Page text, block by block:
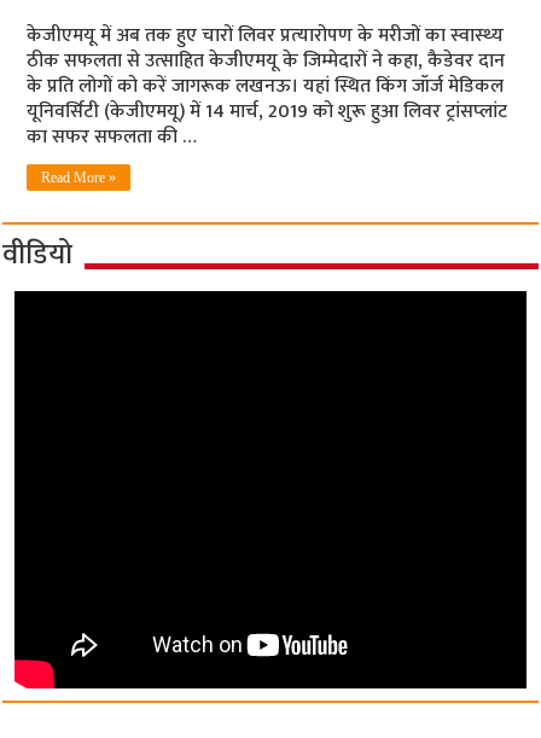
केजीएमयू में अब तक हुए चारों लिवर प्रत्‍यारोपण के मरीजों का स्‍वास्‍थ्‍य
ठीक सफलता से उत्‍साहित केजीएमयू के जिम्‍मेदारों ने कहा, कैडेवर दान
के प्रति लोगों को करें जागरूक लखनऊ। यहां स्थित किंग जॉर्ज मेडिकल
यूनिवर्सिटी (केजीएमयू) में 14 मार्च, 2019 को शुरू हुआ लिवर ट्रांसप्‍लांट
का सफर सफलता की …
Read More »
वीडियो